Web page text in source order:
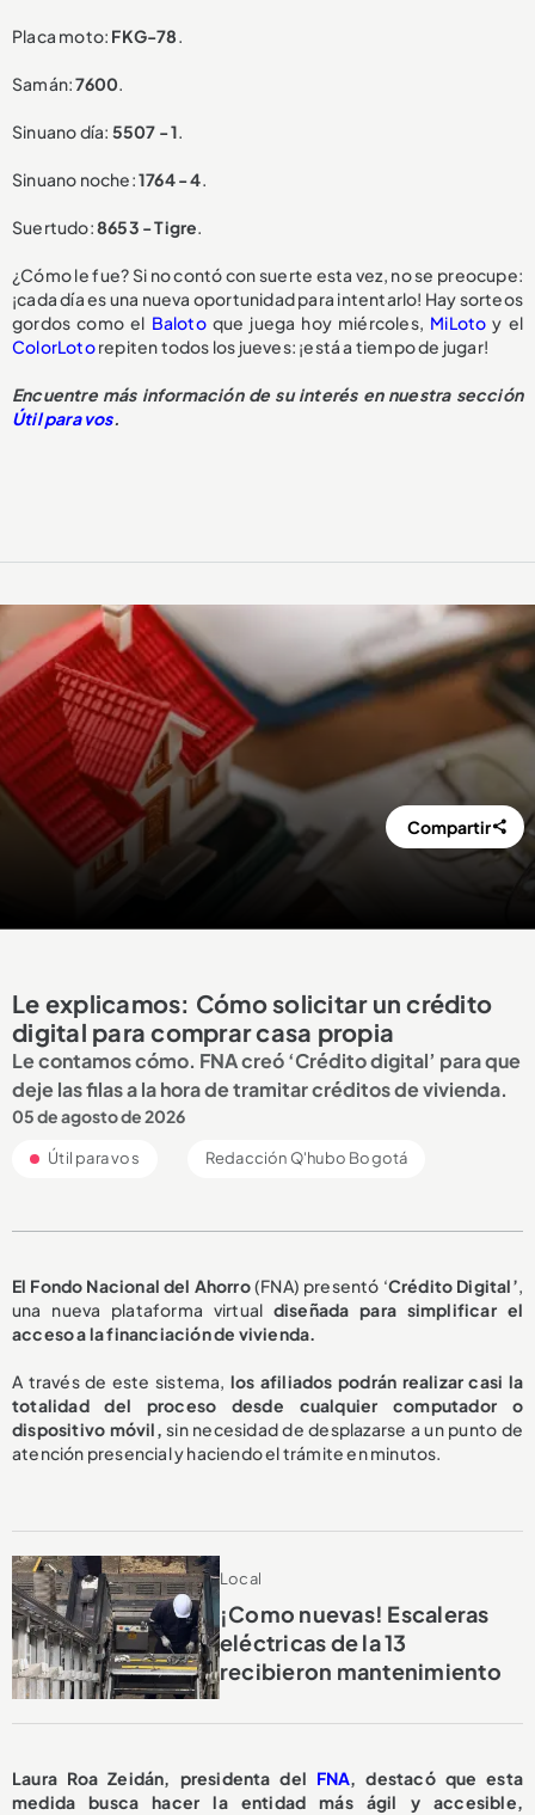
Placa moto: FKG-78.
Samán:7600.
Sinuano día: 5507 - 1.
Sinuano noche:1764 - 4.
Suertudo:8653 - Tigre.
¿Cómo le fue? Si no contó con suerte esta vez, no se preocupe:
¡cada día es una nueva oportunidad para intentarlo! Hay sorteos
gordos como el Balotoque juega hoy miércoles, MiLoto y el
ColorLotorepiten todos los jueves: ¡está a tiempo de jugar!
Encuentre más información de su interés en nuestra sección
Útil para vos.
Compartir
Le explicamos: Cómo solicitar un crédito
digital para comprar casa propia
Le contamos cómo. FNA creó ‘Crédito digital’ para que
deje las filas a la hora de tramitar créditos de vivienda.
05 de agosto de 2026
Útil para vos Redacción Q'hubo Bogotá
El Fondo Nacional del Ahorro(FNA) presentó ‘Crédito Digital’,
una nueva plataforma virtual diseñada para simplificar el
acceso a la financiación de vivienda.
A través de este sistema, los afiliados podrán realizar casi la
totalidad del proceso desde cualquier computador o
dispositivo móvil, sin necesidad de desplazarse a un punto de
atención presencial y haciendo el trámite en minutos.
Local
¡Como nuevas! Escaleras
eléctricas de la 13
recibieron mantenimiento
Laura Roa Zeidán, presidenta del FNA, destacó que esta
medida busca hacer la entidad más ágil y accesible,